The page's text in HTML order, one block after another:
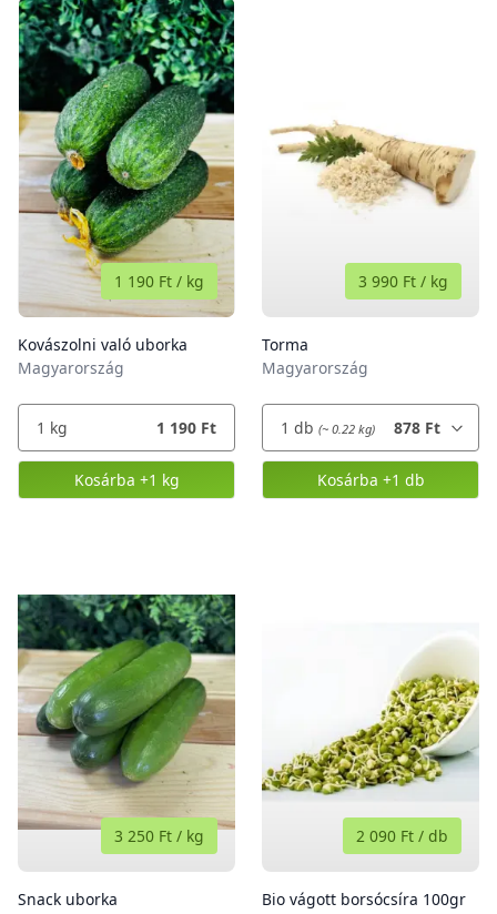
Kovászolni való uborka
Magyarország
1 190 Ft / kg
1 kg 1 190 Ft
Kosárba +1 kg
,Kovászolni való uborka
Torma
Magyarország
3 990 Ft / kg
1 db (~ 0.22 kg) 878 Ft
Kosárba +1 db
, Torma
Snack uborka
3 250 Ft / kg
Bio vágott borsócsíra 100gr
2 090 Ft / db